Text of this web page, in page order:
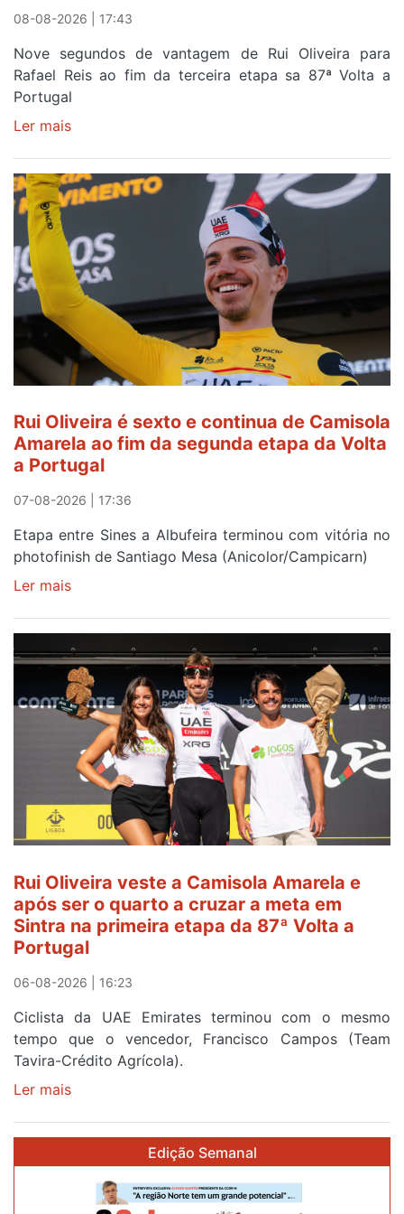
08-08-2026 | 17:43
Nove segundos de vantagem de Rui Oliveira para
Rafael Reis ao fim da terceira etapa sa 87ª Volta a
Portugal
Ler mais
continua
a
ser
do
gaiense
Rui
Oliveira
após
quinto
lugar
Beja
e
Elvas
Rui Oliveira é sexto e continua de Camisola
Amarela ao fim da segunda etapa da Volta
a Portugal
07-08-2026 | 17:36
Etapa entre Sines a Albufeira terminou com vitória no
photofinish de Santiago Mesa (Anicolor/Campicarn)
Ler mais
Oliveira
é
sexto
e
continua
Camisola
Amarela
ao
da
etapa
da
Volta
a
Portugal
Rui Oliveira veste a Camisola Amarela e
após ser o quarto a cruzar a meta em
Sintra na primeira etapa da 87ª Volta a
Portugal
06-08-2026 | 16:23
Ciclista da UAE Emirates terminou com o mesmo
tempo que o vencedor, Francisco Campos (Team
Tavira-Crédito Agrícola).
Ler mais
Camisola
Edição Semanal